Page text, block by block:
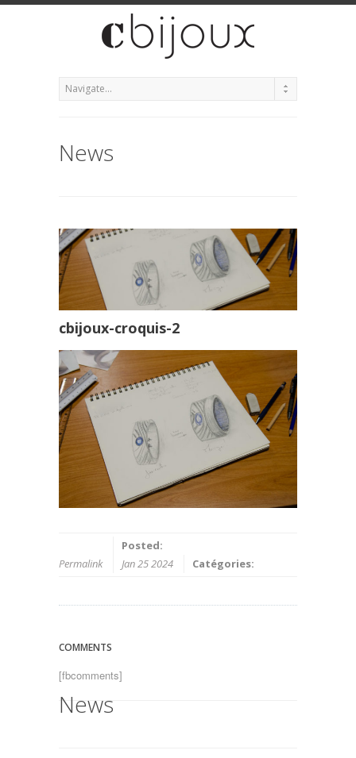
News
cbijoux-croquis-2
Permalink
Posted:
Jan 25 2024
Catégories:
COMMENTS
[fbcomments]
News